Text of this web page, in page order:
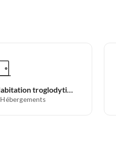
Habitation troglodytique
Hébergements